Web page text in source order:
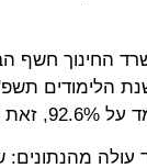
החינוך חשף
זאת לעומת 93.8% בתשפ"ג.